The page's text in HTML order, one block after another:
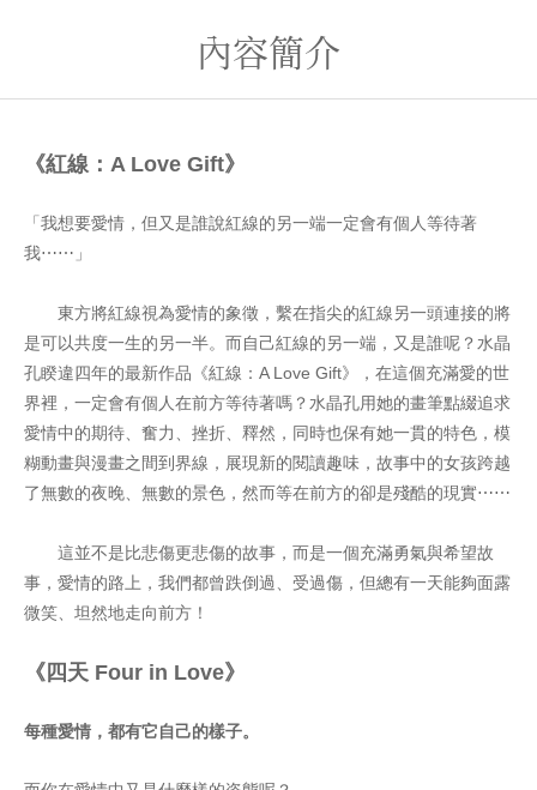
內容簡介
《紅線：A Love Gift》
「我想要愛情，但又是誰說紅線的另一端一定會有個人等待著
我⋯⋯」
東方將紅線視為愛情的象徵，繫在指尖的紅線另一頭連接的將
是可以共度一生的另一半。而自己紅線的另一端，又是誰呢？水晶
孔睽違四年的最新作品《紅線：A Love Gift》，在這個充滿愛的世
界裡，一定會有個人在前方等待著嗎？水晶孔用她的畫筆點綴追求
愛情中的期待、奮力、挫折、釋然，同時也保有她一貫的特色，模
糊動畫與漫畫之間到界線，展現新的閱讀趣味，故事中的女孩跨越
了無數的夜晚、無數的景色，然而等在前方的卻是殘酷的現實⋯⋯
這並不是比悲傷更悲傷的故事，而是一個充滿勇氣與希望故
事，愛情的路上，我們都曾跌倒過、受過傷，但總有一天能夠面露
微笑、坦然地走向前方！
《四天 Four in Love》
每種愛情，都有它自己的樣子。